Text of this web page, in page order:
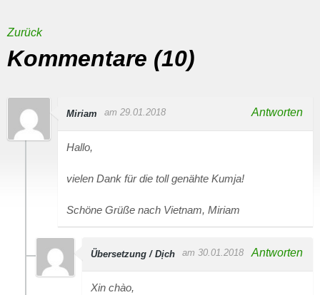
Zurück
Kommentare (10)
Miriam am 29.01.2018 Antworten
Hallo,
vielen Dank für die toll genähte Kumja!
Schöne Grüße nach Vietnam, Miriam
Übersetzung / Dịch am 30.01.2018 Antworten
Xin chào,